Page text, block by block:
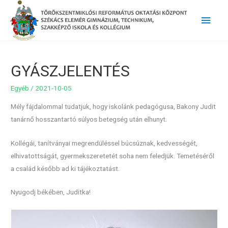
Main
GYÁSZJELENTÉS
Egyéb / 2021-10-05
Mély fájdalommal tudatjuk, hogy iskolánk pedagógusa, Bakony Judit
tanárnő hosszantartó súlyos betegség után elhunyt.
Kollégái, tanítványai megrendüléssel búcsúznak, kedvességét,
elhivatottságát, gyermekszeretetét soha nem feledjük. Temetéséről
a család később ad ki tájékoztatást.
Nyugodj békében, Juditka!